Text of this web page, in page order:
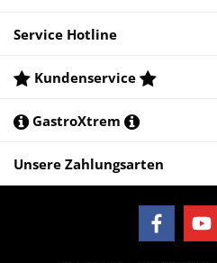
Service Hotline
Kundenservice
GastroXtrem
Unsere Zahlungsarten